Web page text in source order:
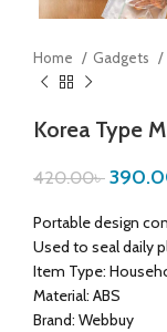
Home Gadgets
Korea Type
420.00৳
Portable design
Used to seal daily
Item Type:
Material: ABS
Brand: Webbuy